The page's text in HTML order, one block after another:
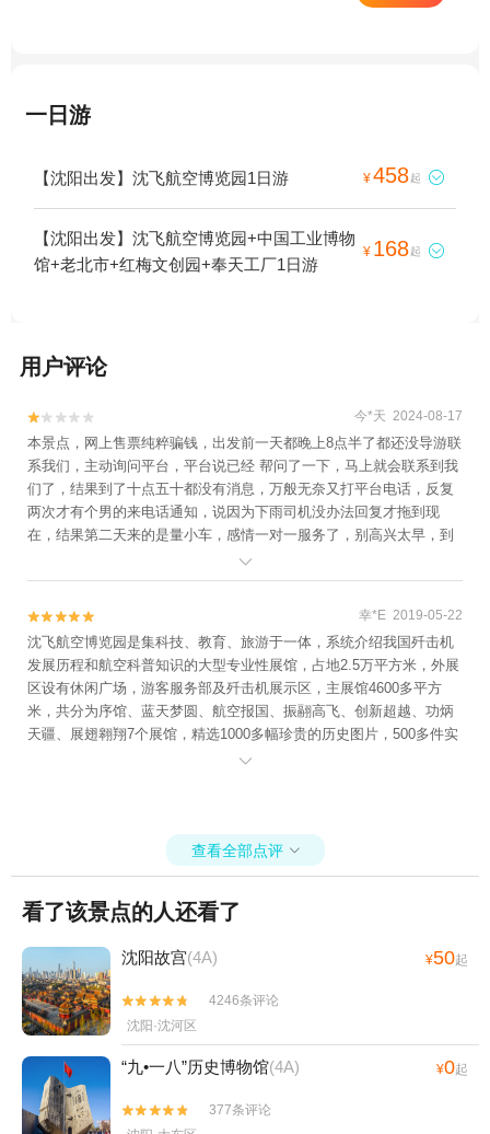
一日游
【沈阳出发】沈飞航空博览园1日游 ¥458起 
【沈阳出发】沈飞航空博览园+中国工业博物
馆+老北市+红梅文创园+奉天工厂1日游
¥ 168起 
用户评论

 今*天 2024-08-17
本景点，网上售票纯粹骗钱，出发前一天都晚上8点半了都还没导游联
系我们，主动询问平台，平台说已经 帮问了一下，马上就会联系到我
们了，结果到了十点五十都没有消息，万般无奈又打平台电话，反复
两次才有个男的来电话通知，说因为下雨司机没办法回复才拖到现
在，结果第二天来的是量小车，感情一对一服务了，别高兴太早，到
了沈飞门前，出示二维码进院的时候显示的入园码是假的，园门口重
新预约才能进去，沈飞工作人员说我们被骗了，沈飞是免费参观的，
量怎么这样呢，178一个人门票，干这种缺德事。这种行程真缺德。


 幸*E 2019-05-22
沈飞航空博览园是集科技、教育、旅游于一体，系统介绍我国歼击机
发展历程和航空科普知识的大型专业性展馆，占地2.5万平方米，外展
区设有休闲广场，游客服务部及歼击机展示区，主展馆4600多平方
米，共分为序馆、蓝天梦圆、航空报国、振翮高飞、创新超越、功炳
天疆、展翅翱翔7个展馆，精选1000多幅珍贵的历史图片，500多件实
物，10余种航空科普体验项目，及声光电等演示设备，展示爱国主义

查看全部点评 
看了该景点的人还看了
沈阳故宫(4A) ¥50起


4246条评论
沈阳·沈河区
“九•一八”历史博物馆(4A) ¥0起


377条评论